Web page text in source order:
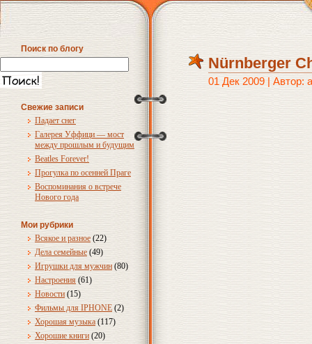
Поиск по блогу
Свежие записи
Падает снег
Галерея Уффици — мост
между прошлым и будущим
Beatles Forever!
Прогулка по осенней Праге
Воспоминания о встрече
Нового года
Мои рубрики
Всякое и разное (22)
Дела семейные (49)
Игрушки для мужчин (80)
Настроения (61)
Новости (15)
Фильмы для IPHONE (2)
Хорошая музыка (117)
Хорошие книги (20)
Nürnberger
01 Дек 2009 | Автор: